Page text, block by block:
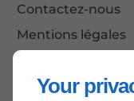
Your
Contactez-nous
Mentions légales